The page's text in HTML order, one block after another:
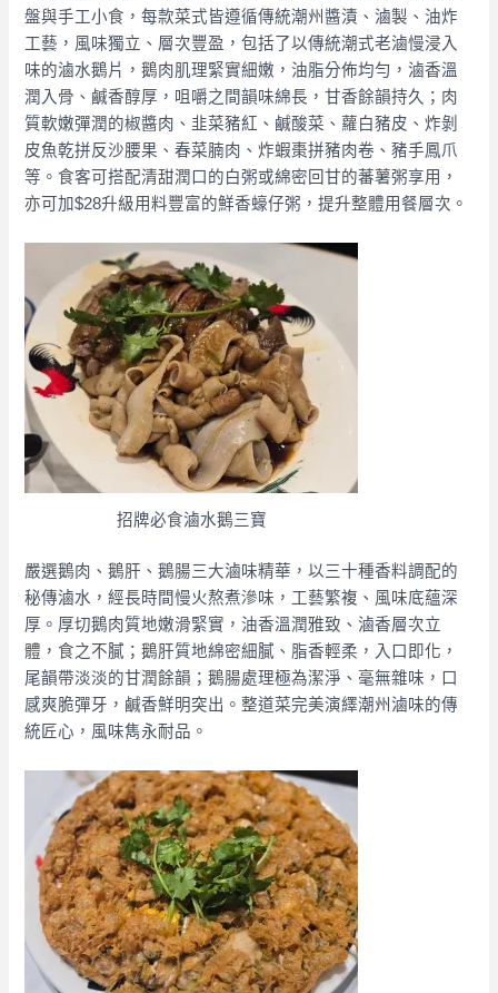
盤與手工小食，每款菜式皆遵循傳統潮州醬漬、滷製、油炸
工藝，風味獨立、層次豐盈，包括了以傳統潮式老滷慢浸入
味的滷水鵝片，鵝肉肌理緊實細嫩，油脂分佈均勻，滷香溫
潤入骨、鹹香醇厚，咀嚼之間韻味綿長，甘香餘韻持久；肉
質軟嫩彈潤的椒醬肉、韭菜豬紅、鹹酸菜、蘿白豬皮、炸剝
皮魚乾拼反沙腰果、春菜腩肉、炸蝦棗拼豬肉卷、豬手鳳爪
等。食客可搭配清甜潤口的白粥或綿密回甘的蕃薯粥享用，
亦可加$28升級用料豐富的鮮香蠔仔粥，提升整體用餐層次。
招牌必食滷水鵝三寶
嚴選鵝肉、鵝肝、鵝腸三大滷味精華，以三十種香料調配的
秘傳滷水，經長時間慢火熬煮滲味，工藝繁複、風味底蘊深
厚。厚切鵝肉質地嫩滑緊實，油香溫潤雅致、滷香層次立
體，食之不膩；鵝肝質地綿密細膩、脂香輕柔，入口即化，
尾韻帶淡淡的甘潤餘韻；鵝腸處理極為潔淨、毫無雜味，口
感爽脆彈牙，鹹香鮮明突出。整道菜完美演繹潮州滷味的傳
統匠心，風味雋永耐品。